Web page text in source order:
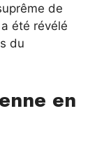
de
été révélé
du
en